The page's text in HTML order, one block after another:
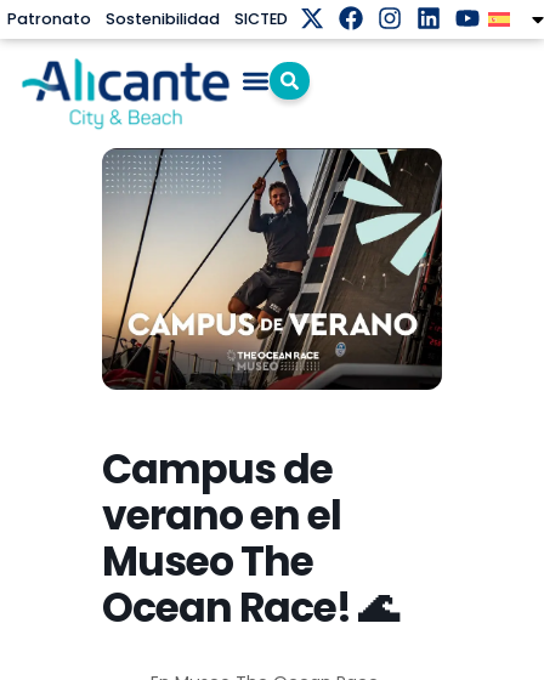
Patronato Sostenibilidad SICTED
Campus de
verano en el
Museo The
Ocean Race! 🌊